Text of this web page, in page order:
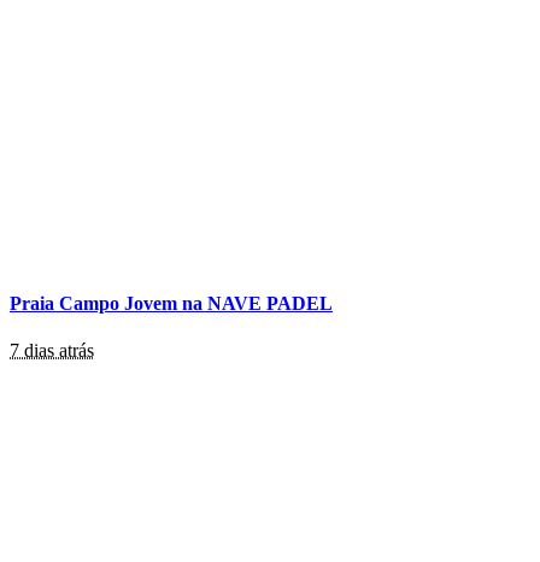
Praia Campo Jovem na NAVE PADEL
7 dias atrás